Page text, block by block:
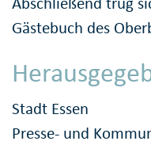
Gästebuch des
Stadt Essen
Presse- und